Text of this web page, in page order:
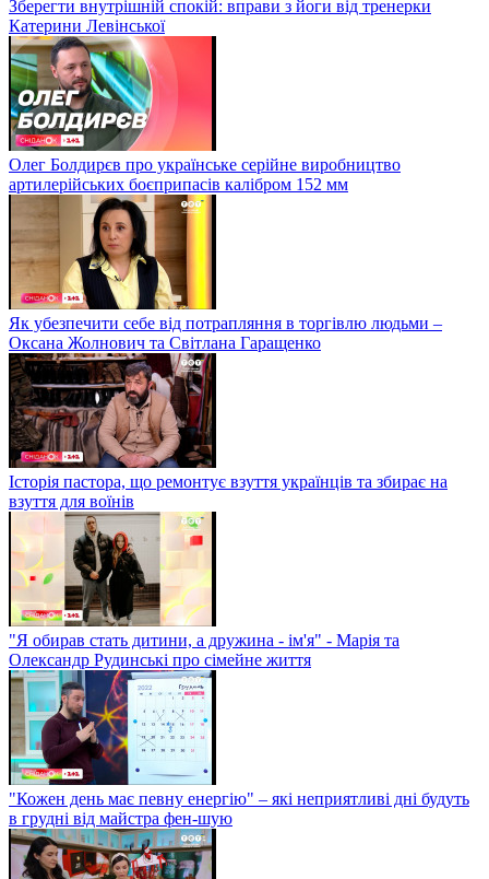
Зберегти внутрішній спокій: вправи з йоги від тренерки
Катерини Левінської
Олег Болдирєв про українське серійне виробництво
артилерійських боєприпасів калібром 152 мм
Як убезпечити себе від потрапляння в торгівлю людьми –
Оксана Жолнович та Світлана Гаращенко
Історія пастора, що ремонтує взуття українців та збирає на
взуття для воїнів
"Я обирав стать дитини, а дружина - ім'я" - Марія та
Олександр Рудинські про сімейне життя
"Кожен день має певну енергію" – які неприятливі дні будуть
в грудні від майстра фен-шую